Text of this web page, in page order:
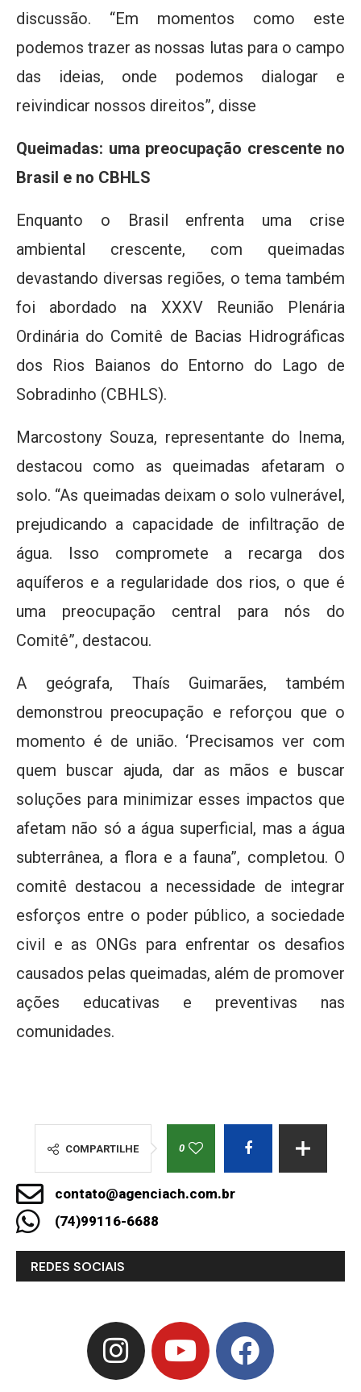
discussão. “Em momentos como este
podemos trazer as nossas lutas para o campo
das ideias, onde podemos dialogar e
reivindicar nossos direitos”, disse
Queimadas: uma preocupação crescente no
Brasil e no CBHLS
Enquanto o Brasil enfrenta uma crise
ambiental crescente, com queimadas
devastando diversas regiões, o tema também
foi abordado na XXXV Reunião Plenária
Ordinária do Comitê de Bacias Hidrográficas
dos Rios Baianos do Entorno do Lago de
Sobradinho (CBHLS).
Marcostony Souza, representante do Inema,
destacou como as queimadas afetaram o
solo. “As queimadas deixam o solo vulnerável,
prejudicando a capacidade de infiltração de
água. Isso compromete a recarga dos
aquíferos e a regularidade dos rios, o que é
uma preocupação central para nós do
Comitê”, destacou.
A geógrafa, Thaís Guimarães, também
demonstrou preocupação e reforçou que o
momento é de união. ‘Precisamos ver com
quem buscar ajuda, dar as mãos e buscar
soluções para minimizar esses impactos que
afetam não só a água superficial, mas a água
subterrânea, a flora e a fauna”, completou. O
comitê destacou a necessidade de integrar
esforços entre o poder público, a sociedade
civil e as ONGs para enfrentar os desafios
causados ​​pelas queimadas, além de promover
ações educativas e preventivas nas
comunidades.
COMPARTILHE 0
contato@agenciach.com.br
(74)99116-6688
REDES SOCIAIS